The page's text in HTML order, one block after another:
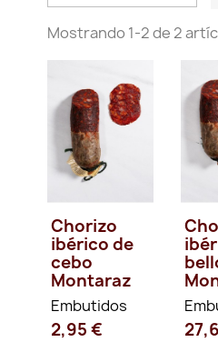
Mostrando 1-2 de 2
Chorizo
ibérico de
cebo
Montaraz
Embutidos
2,95 €